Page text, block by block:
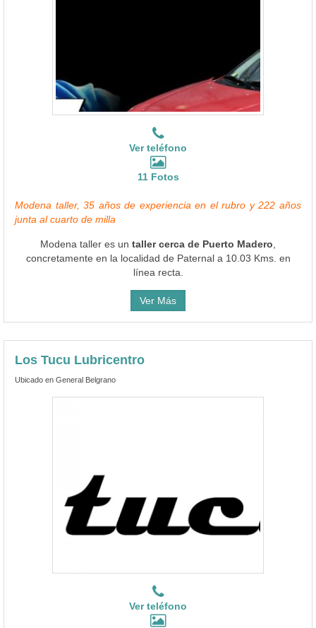
Ver teléfono
11 Fotos
Modena taller, 35 años de experiencia en el rubro y 222 años
junta al cuarto de milla
Modena taller es un taller cerca de Puerto Madero
concretamente en la localidad de Paternal a 10.03 Kms. en
línea recta.
Ver Más
Los Tucu Lubricentro
Ubicado en General Belgrano
Ver teléfono